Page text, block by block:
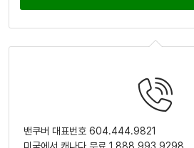
밴쿠버 대표번호 604.444.9821